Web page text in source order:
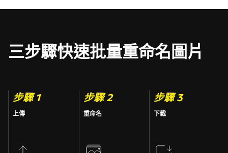
三步驟快速批量重命名圖片
步驟 1
上傳
步驟 2
重命名
步驟 3
下載